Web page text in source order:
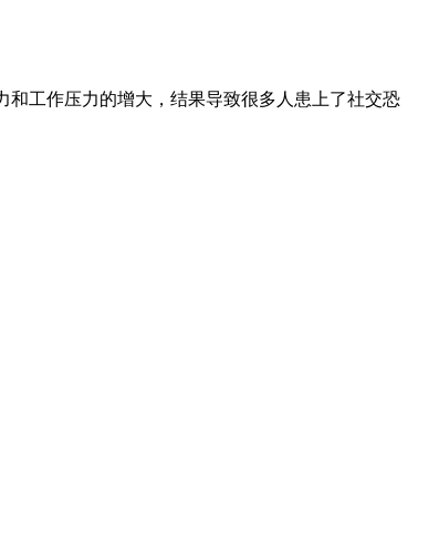
工作压力的增大，结果导致很多人患上了社交恐